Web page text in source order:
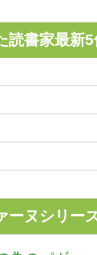
読書家最新
ーヌシリー